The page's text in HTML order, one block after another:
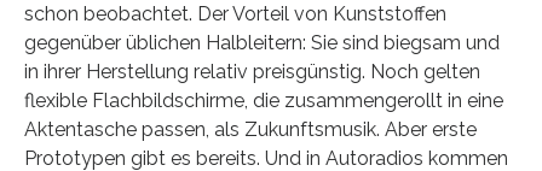
schon beobachtet. Der Vorteil von Kunststoffen
gegenüber üblichen Halbleitern: Sie sind biegsam und
in ihrer Herstellung relativ preisgünstig. Noch gelten
flexible Flachbildschirme, die zusammengerollt in eine
Aktentasche passen, als Zukunftsmusik. Aber erste
Prototypen gibt es bereits. Und in Autoradios kommen